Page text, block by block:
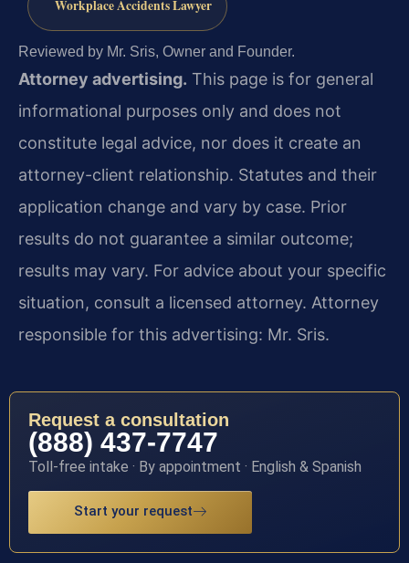
Workplace Accidents Lawyer
Reviewed by Mr. Sris, Owner and Founder.
Attorney advertising. This page is for general
informational purposes only and does not
constitute legal advice, nor does it create an
attorney-client relationship. Statutes and their
application change and vary by case. Prior
results do not guarantee a similar outcome;
results may vary. For advice about your specific
situation, consult a licensed attorney. Attorney
responsible for this advertising: Mr. Sris.
Request a consultation
(888) 437-7747
Toll-free intake · By appointment · English & Spanish
Start your request